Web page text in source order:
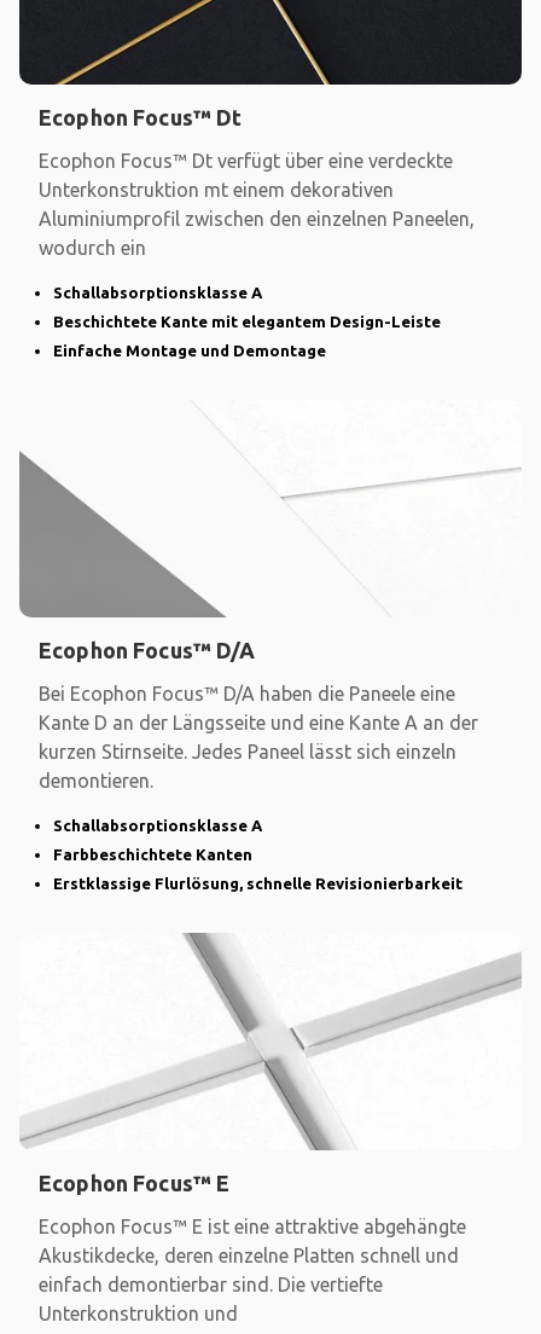
Ecophon Focus™ Dt
Ecophon Focus™ Dt verfügt über eine verdeckte
Unterkonstruktion mt einem dekorativen
Aluminiumprofil zwischen den einzelnen Paneelen,
wodurch ein
Schallabsorptionsklasse A
Beschichtete Kante mit elegantem Design-Leiste
Einfache Montage und Demontage
Ecophon Focus™ D/A
Bei Ecophon Focus™ D/A haben die Paneele eine
Kante D an der Längsseite und eine Kante A an der
kurzen Stirnseite. Jedes Paneel lässt sich einzeln
demontieren.
Schallabsorptionsklasse A
Farbbeschichtete Kanten
Erstklassige Flurlösung, schnelle Revisionierbarkeit
Ecophon Focus™ E
Ecophon Focus™ E ist eine attraktive abgehängte
Akustikdecke, deren einzelne Platten schnell und
einfach demontierbar sind. Die vertiefte
Unterkonstruktion und